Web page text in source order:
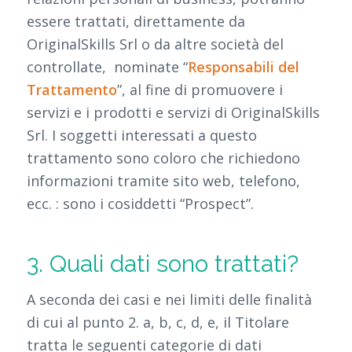
essere trattati, direttamente da
OriginalSkills Srl o da altre società del
controllate, nominate “Responsabili del
Trattamento”, al fine di promuovere i
servizi e i prodotti e servizi di OriginalSkills
Srl. I soggetti interessati a questo
trattamento sono coloro che richiedono
informazioni tramite sito web, telefono,
ecc. : sono i cosiddetti “Prospect”.
3. Quali dati sono trattati?
A seconda dei casi e nei limiti delle finalità
di cui al punto 2. a, b, c, d, e, il Titolare
tratta le seguenti categorie di dati